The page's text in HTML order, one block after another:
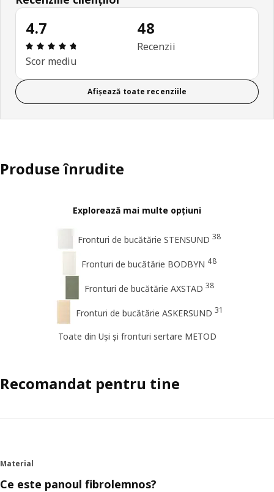
4.7
Prezentare generală: 4.7 din 5 stele Total
Scor mediu
48
Recenzii
Afișează toate recenziile
Produse înrudite
Explorează mai multe opțiuni
Fronturi de bucătărie STENSUND 38
Fronturi de bucătărie BODBYN 48
Fronturi de bucătărie AXSTAD 38
Fronturi de bucătărie ASKERSUND 31
Toate din Uși și fronturi sertare METOD
Recomandat pentru tine
Material
Ce este panoul fibrolemnos?